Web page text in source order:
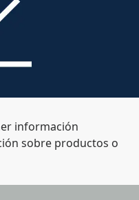
información
sobre productos o